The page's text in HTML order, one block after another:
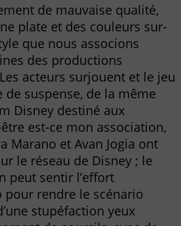
de mauvaise qualité,
plate et des couleurs sur-
que nous associons
des productions
acteurs surjouent et le jeu
suspense, de la même
Disney destiné aux
est-ce mon association,
Marano et Avan Jogia ont
le réseau de Disney ; le
peut sentir l’effort
rendre le scénario
stupéfaction yeux